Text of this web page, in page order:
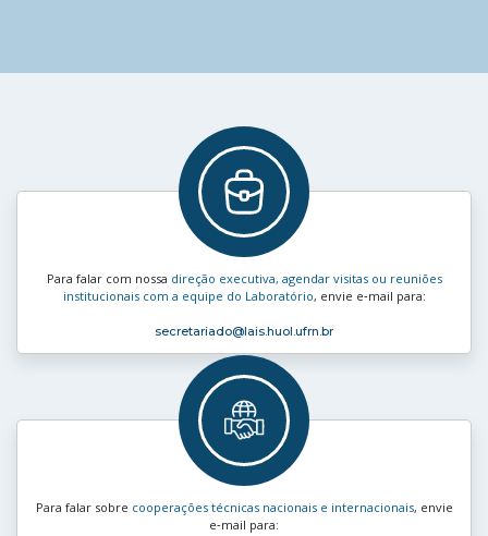
Para falar com nossa direção executiva, agendar visitas ou reuniões
institucionais com a equipe do Laboratório, envie e‑mail para:
secretariado@lais.huol.ufrn.br
Para falar sobre cooperações técnicas nacionais e internacionais, envie
e‑mail para: